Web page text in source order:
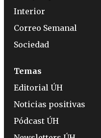
Interior
Correo Semanal
Sociedad
Temas
Editorial ÚH
Noticias positivas
Pódcast ÚH